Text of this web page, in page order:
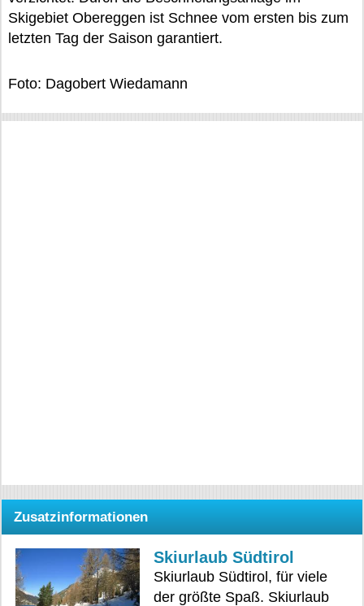
Skigebiet Obereggen ist Schnee vom ersten bis zum
letzten Tag der Saison garantiert.
Foto: Dagobert Wiedamann
Zusatzinformationen
Skiurlaub Südtirol
Skiurlaub Südtirol, für viele
der größte Spaß. Skiurlaub